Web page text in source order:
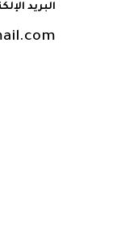
البريد